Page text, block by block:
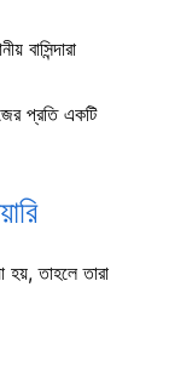
বাসিন্দারা
প্রতি একটি
তাহলে তারা